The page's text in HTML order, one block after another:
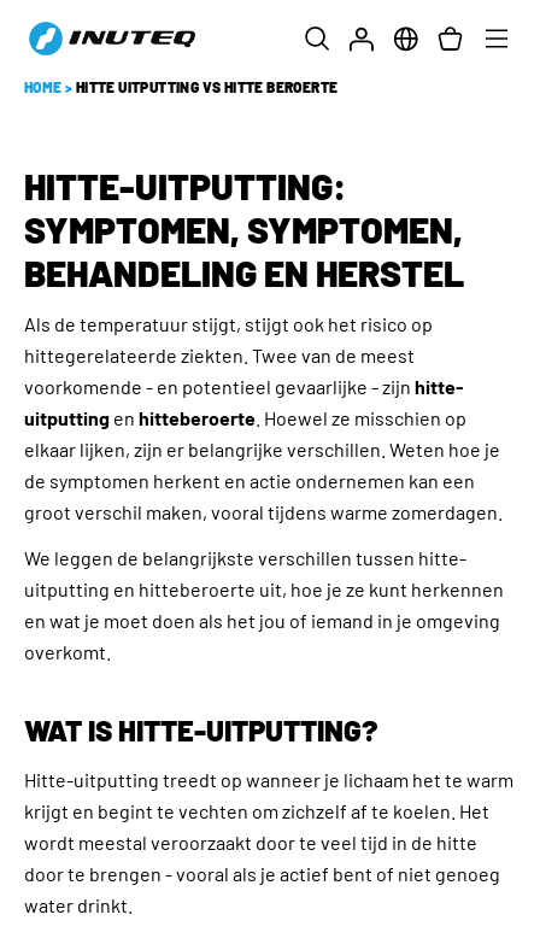
HOME > HITTE UITPUTTING VS HITTE BEROERTE
HITTE-UITPUTTING:
SYMPTOMEN, SYMPTOMEN,
BEHANDELING EN HERSTEL
Als de temperatuur stijgt, stijgt ook het risico op
hittegerelateerde ziekten. Twee van de meest
voorkomende - en potentieel gevaarlijke - zijn hitte-
uitputting en hitteberoerte . Hoewel ze misschien op
elkaar lijken, zijn er belangrijke verschillen. Weten hoe je
de symptomen herkent en actie ondernemen kan een
groot verschil maken, vooral tijdens warme zomerdagen.
We leggen de belangrijkste verschillen tussen hitte-
uitputting en hitteberoerte uit, hoe je ze kunt herkennen
en wat je moet doen als het jou of iemand in je omgeving
overkomt.
WAT IS HITTE-UITPUTTING?
Hitte-uitputting treedt op wanneer je lichaam het te warm
krijgt en begint te vechten om zichzelf af te koelen. Het
wordt meestal veroorzaakt door te veel tijd in de hitte
door te brengen - vooral als je actief bent of niet genoeg
water drinkt.